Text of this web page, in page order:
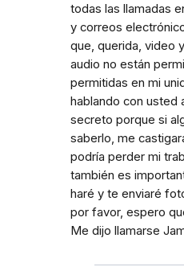
todas las llamadas
y correos
que, querida, video
audio no están
permitidas en mi
hablando con usted
secreto porque si
saberlo, me
podría perder mi
también es
haré y te enviaré
por favor, espero
Me dijo llamarse